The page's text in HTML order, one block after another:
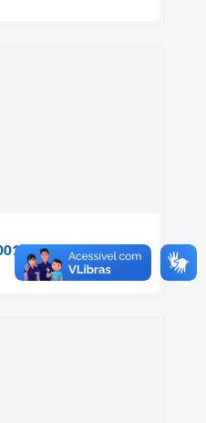
2024 - Decreto de